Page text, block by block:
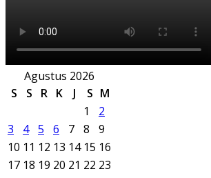
Agustus 2026
S
S R K J S M
1
2
3
4 5 6 7 8
9
10 11 12 13 14 15 16
17 18 19 20 21 22 23